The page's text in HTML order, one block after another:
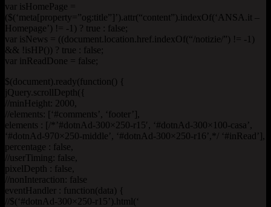
var isHomePage =
($(‘meta[property=”og:title”]’).attr(“content”).indexOf(‘ANSA.it –
Homepage’) != -1) ? true : false;
var isNews = ((document.location.href.indexOf(“/notizie/”) != -1)
&& !isHP()) ? true : false;
var inReadDone = false;
$(document).ready(function() {
jQuery.scrollDepth({
//minHeight: 2000,
//elements: [‘#comments’, ‘footer’],
elements : [/*’#dotnAd-300×250-r15′, ‘#dotnAd-300×100-casa’,
‘#dotnAd-970×250-middle’, ‘#dotnAd-300×250-r16’,*/ ‘#inRead’],
percentage : false,
//userTiming: false,
pixelDepth : false,
//nonInteraction: false
eventHandler : function(data) {
//$(‘#dotnAd-300×250-r15’).html(‘